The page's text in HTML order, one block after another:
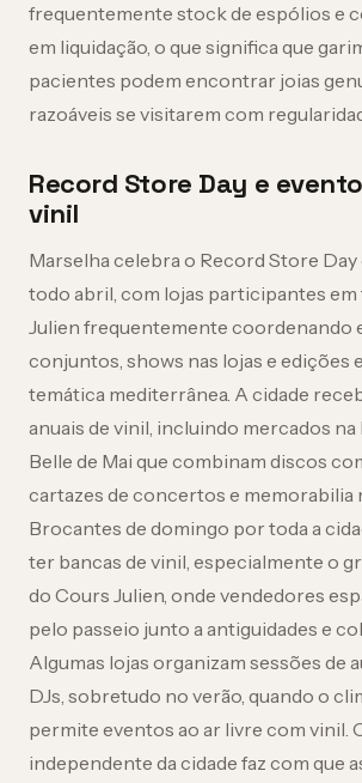
frequentemente stock de espólios e
em liquidação, o que significa que
pacientes podem encontrar joias
razoáveis se visitarem com
Record Store Day e
vinil
Marselha celebra o Record Store
todo abril, com lojas participantes
Julien frequentemente coordenando
conjuntos, shows nas lojas e edições
temática mediterrânea. A cidade
anuais de vinil, incluindo mercados na
Belle de Mai que combinam discos
cartazes de concertos e memorabilia
Brocantes de domingo por toda a
ter bancas de vinil, especialmente o
do Cours Julien, onde vendedores
pelo passeio junto a antiguidades e
Algumas lojas organizam sessões de
DJs, sobretudo no verão, quando o
permite eventos ao ar livre com vinil.
independente da cidade faz com que